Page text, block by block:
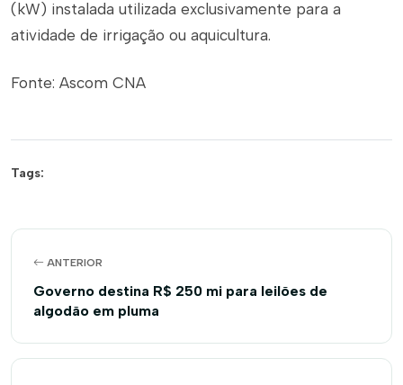
(kW) instalada utilizada exclusivamente para a
atividade de irrigação ou aquicultura.
Fonte: Ascom CNA
Tags:
ANTERIOR
Governo destina R$ 250 mi para leilões de
algodão em pluma